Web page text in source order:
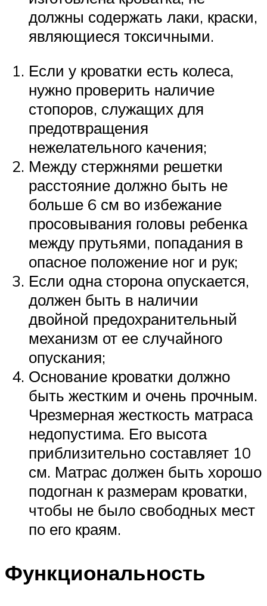
должны содержать лаки, краски,
являющиеся токсичными.
Если у кроватки есть колеса,
нужно проверить наличие
стопоров, служащих для
предотвращения
нежелательного качения;
Между стержнями решетки
расстояние должно быть не
больше 6 см во избежание
просовывания головы ребенка
между прутьями, попадания в
опасное положение ног и рук;
Если одна сторона опускается,
должен быть в наличии
двойной предохранительный
механизм от ее случайного
опускания;
Основание кроватки должно
быть жестким и очень прочным.
Чрезмерная жесткость матраса
недопустима. Его высота
приблизительно составляет 10
см. Матрас должен быть хорошо
подогнан к размерам кроватки,
чтобы не было свободных мест
по его краям.
Функциональность